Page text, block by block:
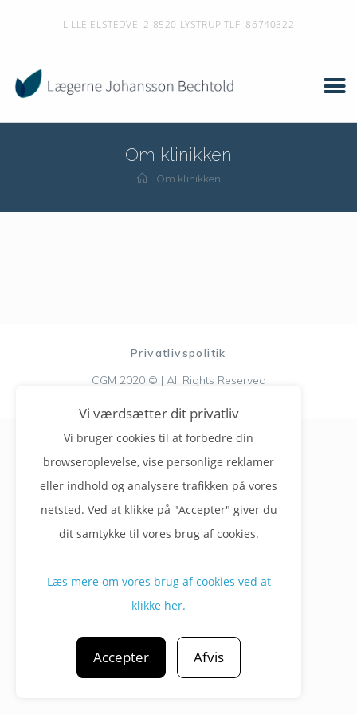
LILLE ELSTEDVEJ 2 8520 LYSTRUP TLF. 86740322
Om klinikken
Om klinikken
Privatlivspolitik
CGM 2020 ©​ | All Rights Reserved
Vi værdsætter dit privatliv
Vi bruger cookies til at forbedre din
browseroplevelse, vise personlige reklamer
eller indhold og analysere trafikken på vores
netsted. Ved at klikke på "Accepter" giver du
dit samtykke til vores brug af cookies.
Læs mere om vores brug af cookies ved at
klikke her.
Accepter Afvis